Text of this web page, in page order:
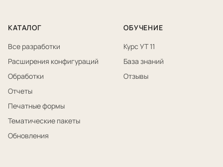
КАТАЛОГ
Все разработки
Расширения конфигураций
Обработки
Отчеты
Печатные формы
Тематические пакеты
Обновления
ОБУЧЕНИЕ
Курс УТ 11
База знаний
Отзывы